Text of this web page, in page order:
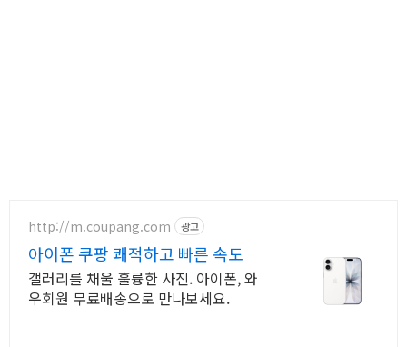
http://m.coupang.com 광고
아이폰 쿠팡 쾌적하고 빠른 속도
갤러리를 채울 훌륭한 사진. 아이폰, 와
우회원 무료배송으로 만나보세요.